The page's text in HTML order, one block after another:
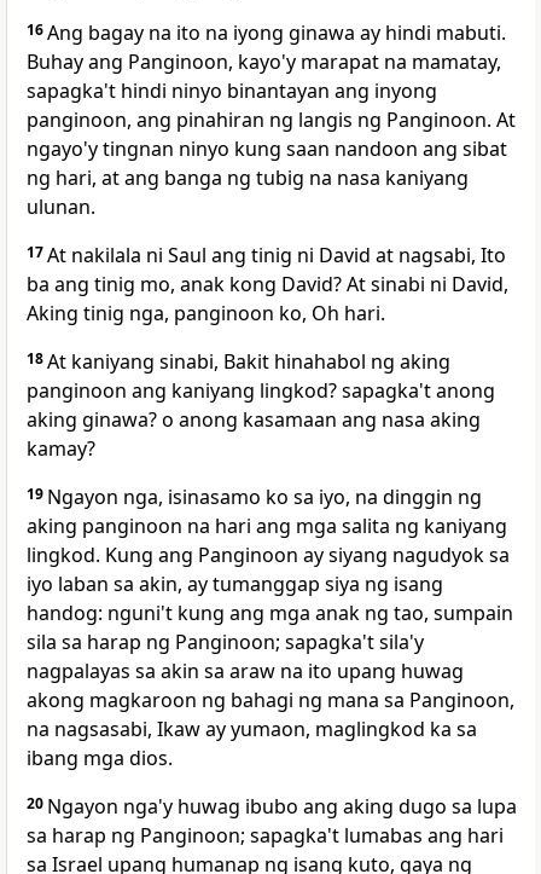
16Ang bagay na ito na iyong ginawa ay hindi mabuti.
Buhay ang Panginoon, kayo'y marapat na mamatay,
sapagka't hindi ninyo binantayan ang inyong
panginoon, ang pinahiran ng langis ng Panginoon. At
ngayo'y tingnan ninyo kung saan nandoon ang sibat
ng hari, at ang banga ng tubig na nasa kaniyang
ulunan.
17At nakilala ni Saul ang tinig ni David at nagsabi, Ito
ba ang tinig mo, anak kong David? At sinabi ni David,
Aking tinig nga, panginoon ko, Oh hari.
18At kaniyang sinabi, Bakit hinahabol ng aking
panginoon ang kaniyang lingkod? sapagka't anong
aking ginawa? o anong kasamaan ang nasa aking
kamay?
19 Ngayon nga, isinasamo ko sa iyo, na dinggin ng
aking panginoon na hari ang mga salita ng kaniyang
lingkod. Kung ang Panginoon ay siyang nagudyok sa
iyo laban sa akin, ay tumanggap siya ng isang
handog: nguni't kung ang mga anak ng tao, sumpain
sila sa harap ng Panginoon; sapagka't sila'y
nagpalayas sa akin sa araw na ito upang huwag
akong magkaroon ng bahagi ng mana sa Panginoon,
na nagsasabi, Ikaw ay yumaon, maglingkod ka sa
ibang mga dios.
20 Ngayon nga'y huwag ibubo ang aking dugo sa lupa
sa harap ng Panginoon; sapagka't lumabas ang hari
sa Israel upang humanap ng isang kuto, gaya ng